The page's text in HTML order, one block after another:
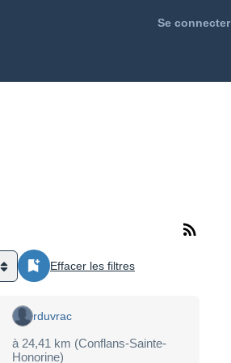
Se connecter
Effacer les filtres
rduvrac
à 24,41 km (Conflans-Sainte-
Honorine)